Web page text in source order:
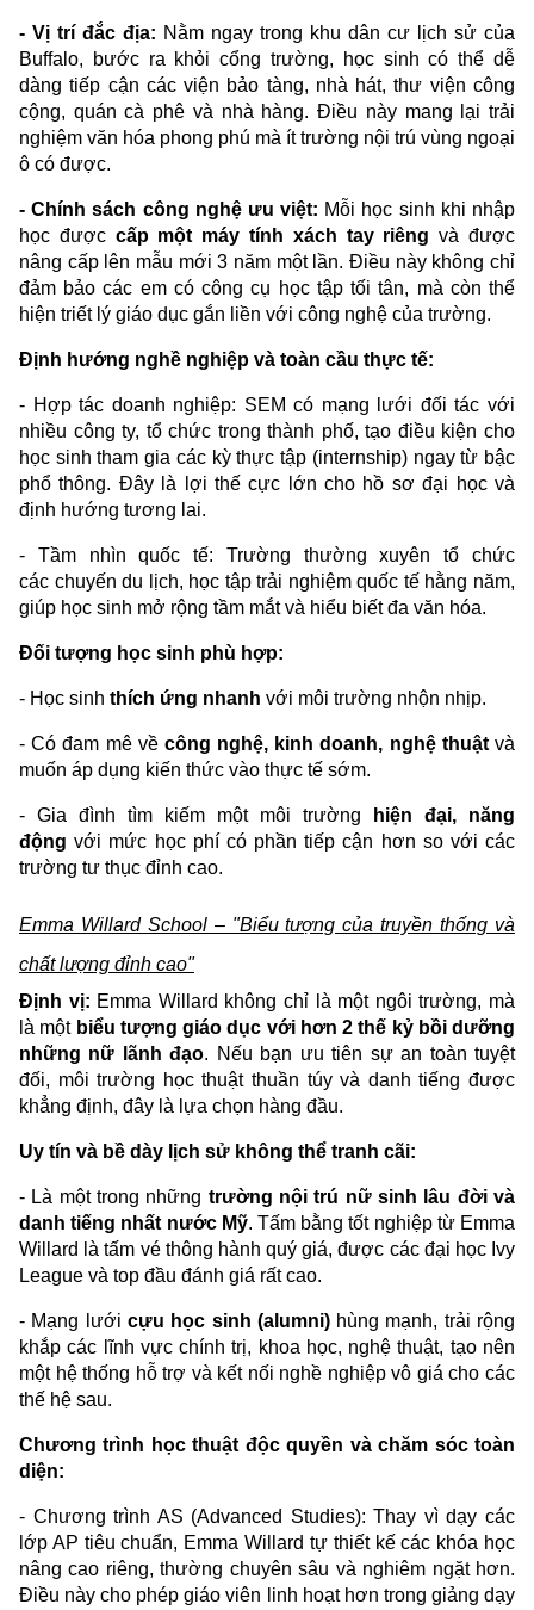
- Vị trí đắc địa: Nằm ngay trong khu dân cư lịch sử của
Buffalo, bước ra khỏi cổng trường, học sinh có thể dễ
dàng tiếp cận các viện bảo tàng, nhà hát, thư viện công
cộng, quán cà phê và nhà hàng. Điều này mang lại trải
nghiệm văn hóa phong phú mà ít trường nội trú vùng ngoại
ô có được.
- Chính sách công nghệ ưu việt: Mỗi học sinh khi nhập
học được cấp một máy tính xách tay riêng và được
nâng cấp lên mẫu mới 3 năm một lần. Điều này không chỉ
đảm bảo các em có công cụ học tập tối tân, mà còn thể
hiện triết lý giáo dục gắn liền với công nghệ của trường.
Định hướng nghề nghiệp và toàn cầu thực tế:
- Hợp tác doanh nghiệp: SEM có mạng lưới đối tác với
nhiều công ty, tổ chức trong thành phố, tạo điều kiện cho
học sinh tham gia các kỳ thực tập (internship) ngay từ bậc
phổ thông. Đây là lợi thế cực lớn cho hồ sơ đại học và
định hướng tương lai.
- Tầm nhìn quốc tế: Trường thường xuyên tổ chức
các chuyến du lịch, học tập trải nghiệm quốc tế hằng năm,
giúp học sinh mở rộng tầm mắt và hiểu biết đa văn hóa.
Đối tượng học sinh phù hợp:
- Học sinh thích ứng nhanh với môi trường nhộn nhịp.
- Có đam mê về công nghệ, kinh doanh, nghệ thuậtvà
muốn áp dụng kiến thức vào thực tế sớm.
- Gia đình tìm kiếm một môi trường
hiện đại, năng
động với mức học phí có phần tiếp cận hơn so với các
trường tư thục đỉnh cao.
Emma Willard School – "Biểu tượng của truyền thống và
chất lượng đỉnh cao"
Định vị: Emma Willard không chỉ là một ngôi trường, mà
là một biểu tượng giáo dục với hơn 2 thế kỷ bồi dưỡng
những nữ lãnh đạo. Nếu bạn ưu tiên sự an toàn tuyệt
đối, môi trường học thuật thuần túy và danh tiếng được
khẳng định, đây là lựa chọn hàng đầu.
Uy tín và bề dày lịch sử không thể tranh cãi:
- Là một trong những trường nội trú nữ sinh lâu đời và
danh tiếng nhất nước Mỹ. Tấm bằng tốt nghiệp từ Emma
Willard là tấm vé thông hành quý giá, được các đại học Ivy
League và top đầu đánh giá rất cao.
- Mạng lưới cựu học sinh (alumni)hùng mạnh, trải rộng
khắp các lĩnh vực chính trị, khoa học, nghệ thuật, tạo nên
một hệ thống hỗ trợ và kết nối nghề nghiệp vô giá cho các
thế hệ sau.
Chương trình học thuật độc quyền và chăm sóc toàn
diện:
- Chương trình AS (Advanced Studies): Thay vì dạy các
lớp AP tiêu chuẩn, Emma Willard tự thiết kế các khóa học
nâng cao riêng, thường chuyên sâu và nghiêm ngặt hơn.
Điều này cho phép giáo viên linh hoạt hơn trong giảng dạy